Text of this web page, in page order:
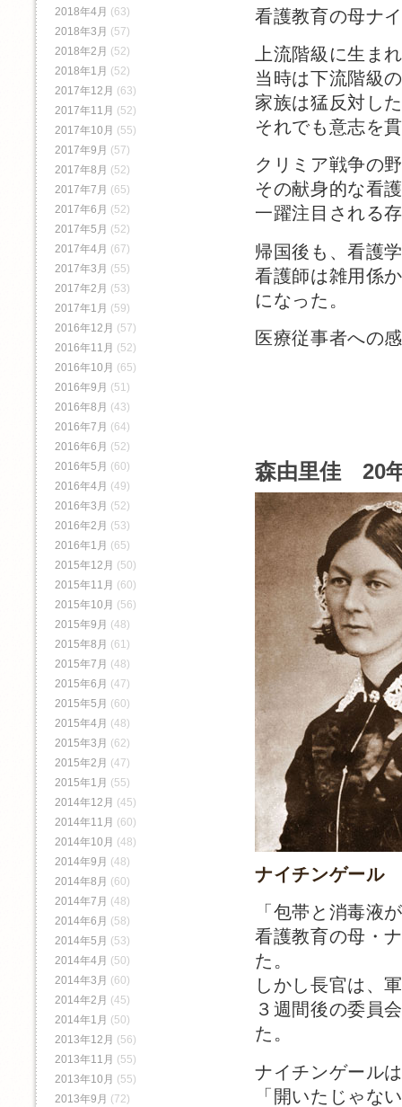
看護教育の母ナ
上流階級に生ま
当時は下流階級
家族は猛反対し
それでも意志を
クリミア戦争の
その献身的な看
一躍注目される
帰国後も、看護
看護師は雑用係
になった。
医療従事者への
森由里佳 20
ナイチンゲール
「包帯と消毒液
看護教育の母・
た。
しかし長官は、
３週間後の委員
た。
ナイチンゲール
「開いたじゃな
2018年4月 (63)
2018年3月 (57)
2018年2月 (52)
2018年1月 (52)
2017年12月 (63)
2017年11月 (52)
2017年10月 (55)
2017年9月 (57)
2017年8月 (52)
2017年7月 (65)
2017年6月 (52)
2017年5月 (52)
2017年4月 (67)
2017年3月 (55)
2017年2月 (53)
2017年1月 (59)
2016年12月 (57)
2016年11月 (52)
2016年10月 (65)
2016年9月 (51)
2016年8月 (43)
2016年7月 (64)
2016年6月 (52)
2016年5月 (60)
2016年4月 (49)
2016年3月 (52)
2016年2月 (53)
2016年1月 (65)
2015年12月 (50)
2015年11月 (60)
2015年10月 (56)
2015年9月 (48)
2015年8月 (61)
2015年7月 (48)
2015年6月 (47)
2015年5月 (60)
2015年4月 (48)
2015年3月 (62)
2015年2月 (47)
2015年1月 (55)
2014年12月 (45)
2014年11月 (60)
2014年10月 (48)
2014年9月 (48)
2014年8月 (60)
2014年7月 (48)
2014年6月 (58)
2014年5月 (53)
2014年4月 (50)
2014年3月 (60)
2014年2月 (45)
2014年1月 (50)
2013年12月 (56)
2013年11月 (55)
2013年10月 (55)
2013年9月 (72)